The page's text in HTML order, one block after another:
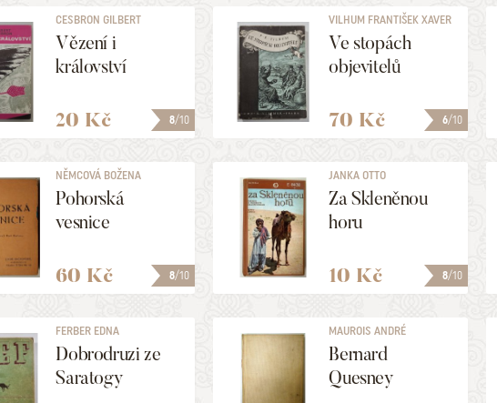
8/10
CESBRON GILBERT
Vězení i
království
20 Kč 6/10
VILHUM FRANTIŠEK XAVER
Ve stopách
objevitelů
70 Kč
8/10
NĚMCOVÁ BOŽENA
Pohorská
vesnice
60 Kč 8/10
JANKA OTTO
Za Skleněnou
horu
10 Kč
FERBER EDNA
Dobrodruzi ze
Saratogy
MAUROIS ANDRÉ
Bernard
Quesney